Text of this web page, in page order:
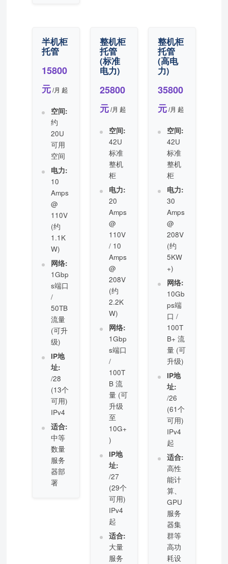
半机柜
托管
15800
元/月 起
空间:
约
20U
可用
空间
电力:
10
Amps
@
110V
(约
1.1K
W)
网络:
1Gbp
s端口
/
50TB
流量
(可升
级)
IP地
址:
/28
(13个
可用)
IPv4
适合:
中等
数量
服务
器部
署
整机柜
托管
(标准
电力)
25800
元/月 起
空间:
42U
标准
整机
柜
电力:
20
Amps
@
110V
/ 10
Amps
@
208V
(约
2.2K
W)
网络:
1Gbp
s端口
/
100T
B 流
量 (可
升级
至
10G+
)
IP地
址:
/27
(29个
可用)
IPv4
起
适合:
大量
服务
整机柜
托管
(高电
力)
35800
元/月 起
空间:
42U
标准
整机
柜
电力:
30
Amps
@
208V
(约
5KW
+)
网络:
10Gb
ps端
口 /
100T
B+ 流
量 (可
升级)
IP地
址:
/26
(61个
可用)
IPv4
起
适合:
高性
能计
算、
GPU
服务
器集
群等
高功
耗设